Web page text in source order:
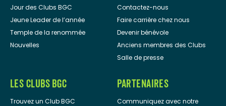
Jour des Clubs BGC
Jeune Leader de l’année
Temple de la renommée
Nouvelles
Contactez-nous
Faire carrière chez nous
Devenir bénévole
Anciens membres des Clubs
Salle de presse
LES CLUBS BGC
Trouvez un Club BGC
PARTENAIRES
Communiquez avec notre